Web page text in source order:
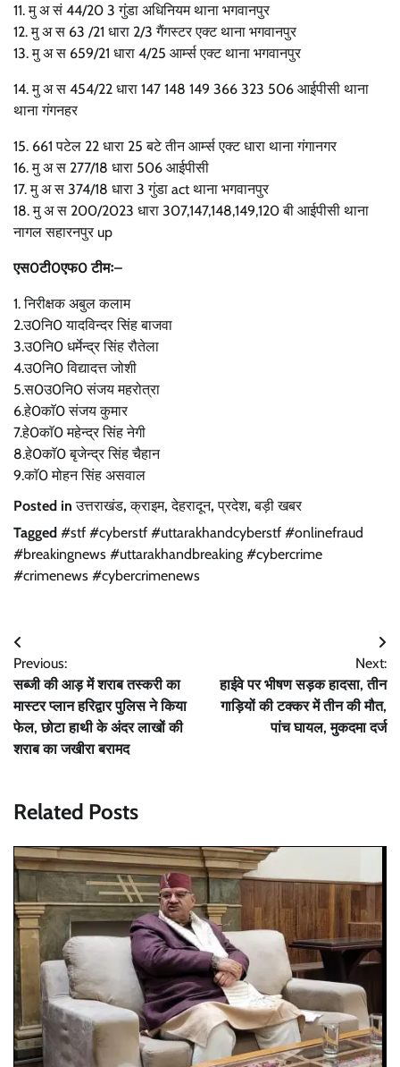
11. मु अ सं 44/20 3 गुंडा अधिनियम थाना भगवानपुर
12. मु अ स 63 /21 धारा 2/3 गैंगस्टर एक्ट थाना भगवानपुर
13. मु अ स 659/21 धारा 4/25 आर्म्स एक्ट थाना भगवानपुर
14. मु अ स 454/22 धारा 147 148 149 366 323 506 आईपीसी थाना
थाना गंगनहर
15. 661 पटेल 22 धारा 25 बटे तीन आर्म्स एक्ट धारा थाना गंगानगर
16. मु अ स 277/18 धारा 506 आईपीसी
17. मु अ स 374/18 धारा 3 गुंडा act थाना भगवानपुर
18. मु अ स 200/2023 धारा 307,147,148,149,120 बी आईपीसी थाना
नागल सहारनपुर up
एस0टी0एफ0 टीमः–
1. निरीक्षक अबुल कलाम
2.उ0नि0 यादविन्दर सिंह बाजवा
3.उ0नि0 धर्मेन्द्र सिंह रौतेला
4.उ0नि0 विद्यादत्त जोशी
5.स0उ0नि0 संजय महरोत्रा
6.हे0काॅ0 संजय कुमार
7.हे0काॅ0 महेन्द्र सिंह नेगी
8.हे0काॅ0 बृजेन्द्र सिंह चैहान
9.काॅ0 मोहन सिंह असवाल
Posted inउत्तराखंड,क्राइम,देहरादून,प्रदेश,बड़ी खबर
Tagged #stf #cyberstf #uttarakhandcyberstf #onlinefraud
#breakingnews #uttarakhandbreaking #cybercrime
#crimenews #cybercrimenews
Post
navigation
Previous:
सब्जी की आड़ में शराब तस्करी का
मास्टर प्लान हरिद्वार पुलिस ने किया
फेल, छोटा हाथी के अंदर लाखों की
शराब का जखीरा बरामद
Next:
हाईवे पर भीषण सड़क हादसा, तीन
गाड़ियों की टक्कर में तीन की मौत,
पांच घायल, मुकदमा दर्ज
Related Posts